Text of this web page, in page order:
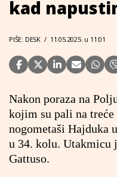
kad
PIŠE: DESK / 11.05.2025. u 11:01
Nakon poraza na
kojim su pali na
nogometaši Hajduka
u 34. kolu. Utakmicu
Gattuso.